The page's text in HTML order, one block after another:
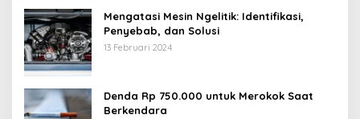
Mengatasi Mesin Ngelitik: Identifikasi,
Penyebab, dan Solusi
13 Februari 2024
Denda Rp 750.000 untuk Merokok Saat
Berkendara